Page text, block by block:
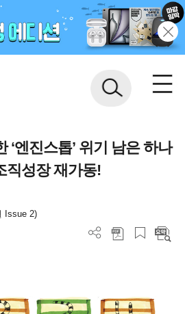
‘엔진스톱’ 위기 남은 하나
직성장 재가동!
Issue 2)